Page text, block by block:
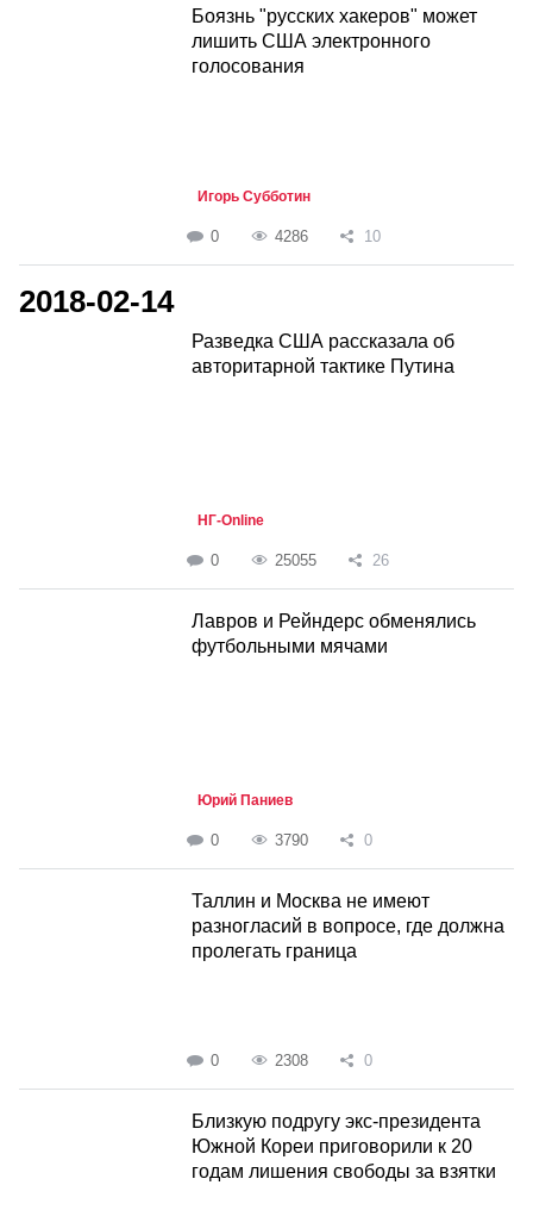
Боязнь "русских хакеров" может
лишить США электронного
голосования
Игорь Субботин
0 4286 10
2018-02-14
Разведка США рассказала об
авторитарной тактике Путина
НГ-Online
0 25055 26
Лавров и Рейндерс обменялись
футбольными мячами
Юрий Паниев
0 3790 0
Таллин и Москва не имеют
разногласий в вопросе, где должна
пролегать граница
0 2308 0
Близкую подругу экс-президента
Южной Кореи приговорили к 20
годам лишения свободы за взятки